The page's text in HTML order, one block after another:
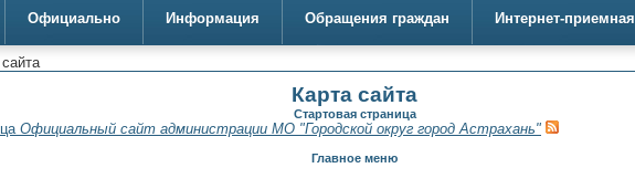
Официально Информация Обращения граждан Интернет-приемная
Карта сайта
Стартовая страница
Официальный сайт администрации МО "Городской округ город Астрахань"
Главное меню